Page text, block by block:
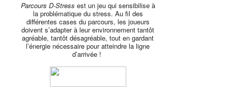
Parcours D-Stress est un jeu qui sensibilise à
la problématique du stress. Au fil des
différentes cases du parcours, les joueurs
doivent s’adapter à leur environnement tantôt
agréable, tantôt désagréable, tout en gardant
l’énergie nécessaire pour atteindre la ligne
d’arrivée !